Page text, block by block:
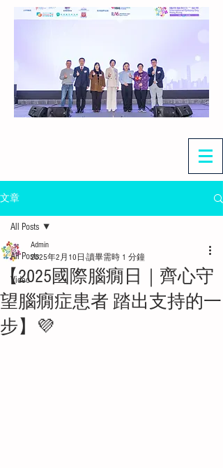
文章
All Posts
Video
All Posts
【2025國際腦癇日｜齊心守
望腦癇症患者 踏出支持的一
步】💜
Admin
2025年2月10日 讀畢需時 1 分鐘